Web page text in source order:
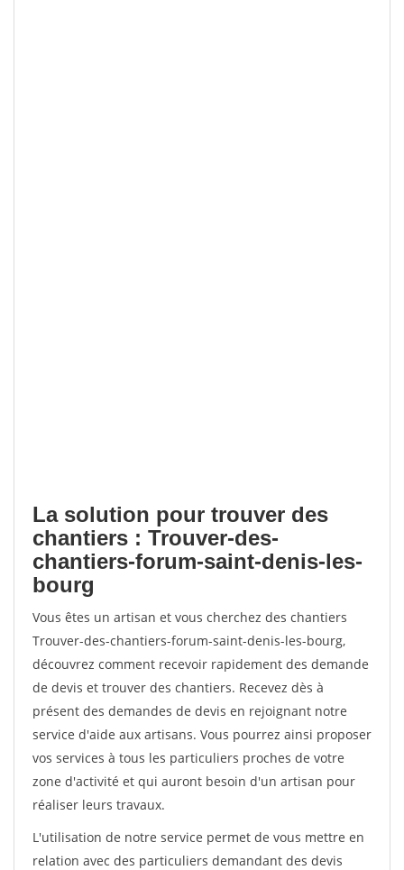
La solution pour trouver des
chantiers : Trouver-des-
chantiers-forum-saint-denis-les-
bourg
Vous êtes un artisan et vous cherchez des chantiers
Trouver-des-chantiers-forum-saint-denis-les-bourg,
découvrez comment recevoir rapidement des demande
de devis et trouver des chantiers. Recevez dès à
présent des demandes de devis en rejoignant notre
service d'aide aux artisans. Vous pourrez ainsi proposer
vos services à tous les particuliers proches de votre
zone d'activité et qui auront besoin d'un artisan pour
réaliser leurs travaux.
L'utilisation de notre service permet de vous mettre en
relation avec des particuliers demandant des devis